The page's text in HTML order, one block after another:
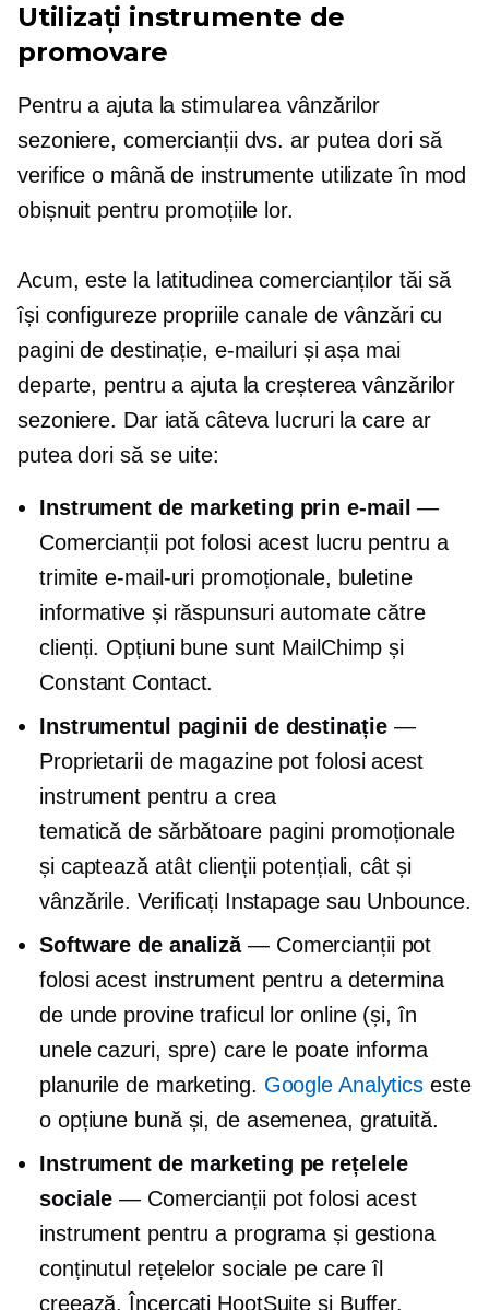
Utilizați instrumente de
promovare
Pentru a ajuta la stimularea vânzărilor
sezoniere, comercianții dvs. ar putea dori să
verifice o mână de instrumente utilizate în mod
obișnuit pentru promoțiile lor.
Acum, este la latitudinea comercianților tăi să
își configureze propriile canale de vânzări cu
pagini de destinație, e-mailuri și așa mai
departe, pentru a ajuta la creșterea vânzărilor
sezoniere. Dar iată câteva lucruri la care ar
putea dori să se uite:
Instrument de marketing prin e-mail —
Comercianții pot folosi acest lucru pentru a
trimite e-mail-uri promoționale, buletine
informative și răspunsuri automate către
clienți. Opțiuni bune sunt MailChimp și
Constant Contact.
Instrumentul paginii de destinație—
Proprietarii de magazine pot folosi acest
instrument pentru a crea
tematică de sărbătoarepagini promoționale
și captează atât clienții potențiali, cât și
vânzările. Verificați Instapage sau Unbounce.
Software de analiză— Comercianții pot
folosi acest instrument pentru a determina
de unde provine traficul lor online (și, în
unele cazuri, spre) care le poate informa
planurile de marketing. Google Analytics este
o opțiune bună și, de asemenea, gratuită.
Instrument de marketing pe rețelele
sociale — Comercianții pot folosi acest
instrument pentru a programa și gestiona
conținutul rețelelor sociale pe care îl
creează. Încercați HootSuite și Buffer.